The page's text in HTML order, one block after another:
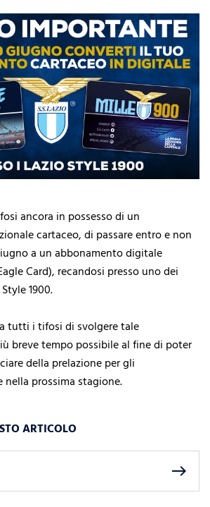
ancora in possesso di un
cartaceo, di passare entro e non
a un abbonamento digitale
Card), recandosi presso uno dei
1900.
tutti i tifosi di svolgere tale
breve tempo possibile al fine di poter
della prelazione per gli
prossima stagione.
ARTICOLO
east